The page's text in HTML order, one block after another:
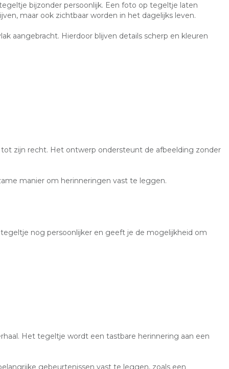
bijzonder persoonlijk. Een foto op tegeltje laten
maar ook zichtbaar worden in het dagelijks leven.
aangebracht. Hierdoor blijven details scherp en kleuren
zijn recht. Het ontwerp ondersteunt de afbeelding zonder
manier om herinneringen vast te leggen.
nog persoonlijker en geeft je de mogelijkheid om
Het tegeltje wordt een tastbare herinnering aan een
gebeurtenissen vast te leggen, zoals een